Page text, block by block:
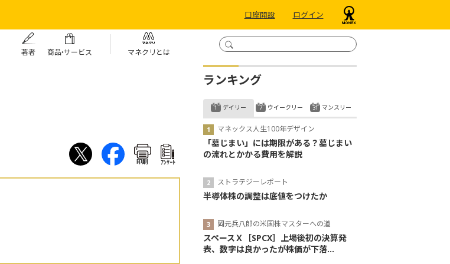
口座開設 ログイン
著者 商品・サービス マネクリとは
印刷 ｱﾝｹｰﾄ
ランキング
デイリー
マネックス人生100年デザイン
「墓じまい」には期限がある？墓じまい
の流れとかかる費用を解説
ストラテジーレポート
半導体株の調整は底値をつけたか
岡元兵八郎の米国株マスターへの道
スペースＸ［SPCX］上場後初の決算発
表、数字は良かったが株価が下落...
ウイークリー マンスリー